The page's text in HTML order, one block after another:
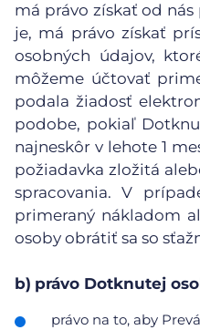
má právo získať od
je, má právo získať
osobných údajov,
môžeme účtovať
podala žiadosť
podobe, pokiaľ
najneskôr v lehote 1
požiadavka zložitá
spracovania. V
primeraný nákladom
osoby obrátiť sa so
b) právo Dotknutej
právo na to, aby